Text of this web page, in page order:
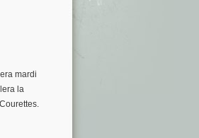
mardi
la